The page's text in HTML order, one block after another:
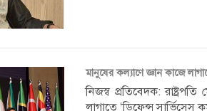
মানুষের কল্যাণে জ্ঞান কাজে
নিজস্ব প্রতিবেদক:
লাগাতে ‘ডিফেন্স সার্ভিসেস